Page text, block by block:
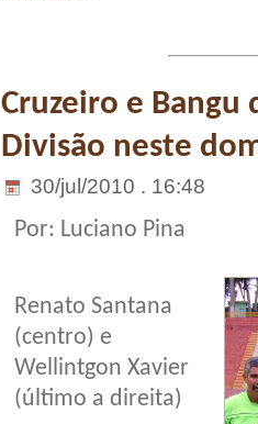
Cruzeiro e
Divisão neste
30/jul/2010 . 16:48
Por: Luciano Pina
Renato Santana
(centro) e
Wellintgon Xavier
(último a direita)